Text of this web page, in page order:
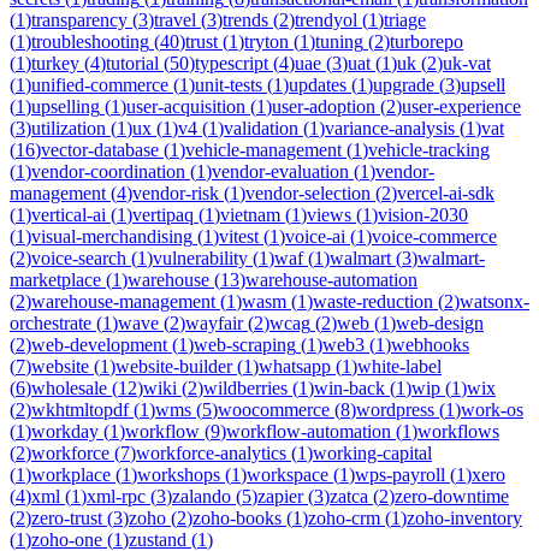
(1)transparency (3)travel (3)trends (2)trendyol (1)triage
(1)troubleshooting (40)trust (1)tryton (1)tuning (2)turborepo
(1)turkey (4)tutorial (50)typescript (4)uae (3)uat (1)uk (2)uk-vat
(1)unified-commerce (1)unit-tests (1)updates (1)upgrade (3)upsell
(1)upselling (1)user-acquisition (1)user-adoption (2)user-experience
(3)utilization (1)ux (1)v4 (1)validation (1)variance-analysis (1)vat
(16)vector-database (1)vehicle-management (1)vehicle-tracking
(1)vendor-coordination (1)vendor-evaluation (1)vendor-
management (4)vendor-risk (1)vendor-selection (2)vercel-ai-sdk
(1)vertical-ai (1)vertipaq (1)vietnam (1)views (1)vision-2030
(1)visual-merchandising (1)vitest (1)voice-ai (1)voice-commerce
(2)voice-search (1)vulnerability (1)waf(1)walmart (3)walmart-
marketplace (1)warehouse (13)warehouse-automation
(2)warehouse-management (1)wasm (1)waste-reduction (2)watsonx-
orchestrate (1)wave (2)wayfair(2)wcag (2)web (1)web-design
(2)web-development (1)web-scraping (1)web3 (1)webhooks
(7)website (1)website-builder(1)whatsapp (1)white-label
(6)wholesale (12)wiki (2)wildberries (1)win-back (1)wip (1)wix
(2)wkhtmltopdf(1)wms (5)woocommerce (8)wordpress (1)work-os
(1)workday (1)workflow (9)workflow-automation (1)workflows
(2)workforce (7)workforce-analytics (1)working-capital
(1)workplace (1)workshops (1)workspace (1)wps-payroll (1)xero
(4)xml (1)xml-rpc (3)zalando (5)zapier(3)zatca (2)zero-downtime
(2)zero-trust (3)zoho (2)zoho-books (1)zoho-crm (1)zoho-inventory
(1)zoho-one (1)zustand (1)